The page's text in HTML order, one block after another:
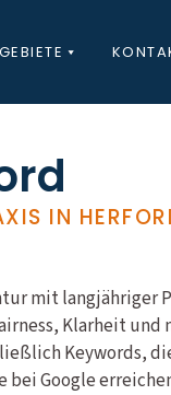
IN
mit langjähriger
Klarheit
Keywords,
bei Google